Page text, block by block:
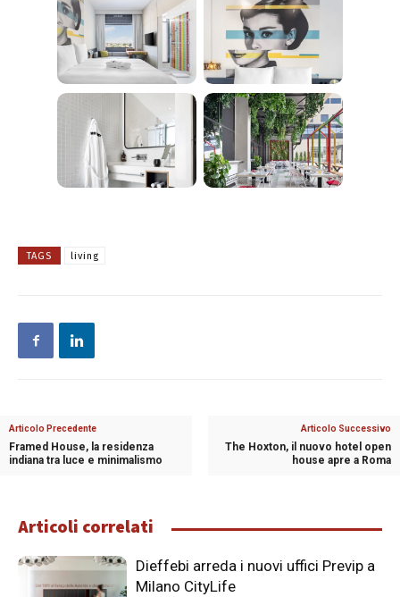
TAGS living
Articolo Precedente
Framed House, la residenza
indiana tra luce e minimalismo
Articolo Successivo
The Hoxton, il nuovo hotel open
house apre a Roma
Articoli correlati
Dieffebi arreda i nuovi uffici Previp a
Milano CityLife